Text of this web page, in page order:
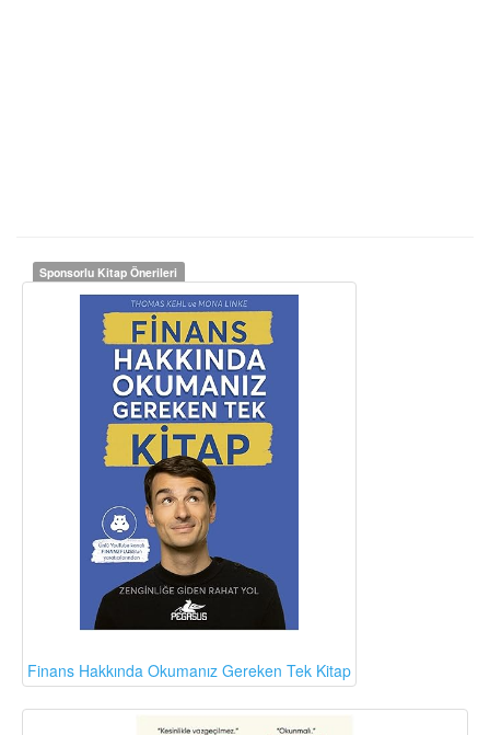
Sponsorlu Kitap Önerileri
Finans Hakkında Okumanız Gereken Tek Kitap